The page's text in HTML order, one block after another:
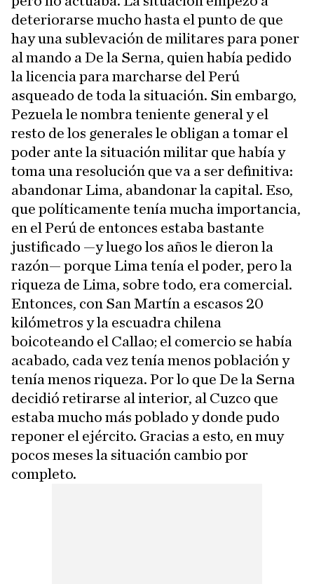
deteriorarse mucho hasta el punto de que
hay una sublevación de militares para poner
al mando a De la Serna, quien había pedido
la licencia para marcharse del Perú
asqueado de toda la situación. Sin embargo,
Pezuela le nombra teniente general y el
resto de los generales le obligan a tomar el
poder ante la situación militar que había y
toma una resolución que va a ser definitiva:
abandonar Lima, abandonar la capital. Eso,
que políticamente tenía mucha importancia,
en el Perú de entonces estaba bastante
justificado —y luego los años le dieron la
razón— porque Lima tenía el poder, pero la
riqueza de Lima, sobre todo, era comercial.
Entonces, con San Martín a escasos 20
kilómetros y la escuadra chilena
boicoteando el Callao; el comercio se había
acabado, cada vez tenía menos población y
tenía menos riqueza. Por lo que De la Serna
decidió retirarse al interior, al Cuzco que
estaba mucho más poblado y donde pudo
reponer el ejército. Gracias a esto, en muy
pocos meses la situación cambio por
completo.